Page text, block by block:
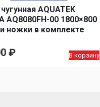
AQUATEK
AQ8080FH-00 1800×800
ножки в комплекте
₽ В корзину